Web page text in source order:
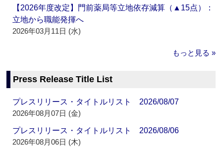
【2026年度改定】門前薬局等立地依存減算（▲15点）：
立地から職能発揮へ
2026年03月11日 (水)
もっと見る »
Press Release Title List
プレスリリース・タイトルリスト 2026/08/07
2026年08月07日 (金)
プレスリリース・タイトルリスト 2026/08/06
2026年08月06日 (木)